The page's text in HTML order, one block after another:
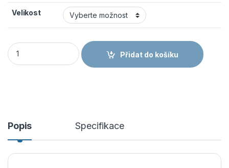
Velikost
Cerva Obuv ULM SC-02-001 S1 SRC polobotka černá množství
Přidat do košíku
Popis Specifikace